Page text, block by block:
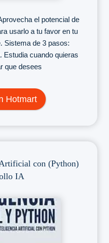
el potencial de
usarlo a tu favor en tu
Sistema de 3 pasos:
Estudia cuando quieras
que desees
Hotmart
con (Python)
IA